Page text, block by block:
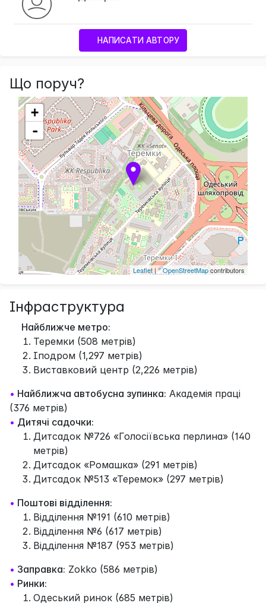
НАПИСАТИ АВТОРУ
Що поруч?
+
-
Leaflet | ©OpenStreetMapcontributors
Інфраструктура
Найближче метро:
Теремки (508 метрів)
Іподром (1,297 метрів)
Виставковий центр (2,226 метрів)
• Найближча автобусна зупинка: Академія праці
(376 метрів)
• Дитячі садочки:
Дитсадок №726 «Голосіївська перлина» (140
метрів)
Дитсадок «Ромашка» (291 метрів)
Дитсадок №513 «Теремок» (297 метрів)
• Поштові відділення:
Відділення №191 (610 метрів)
Відділення №6 (617 метрів)
Відділення №187 (953 метрів)
• Заправка: Zokko (586 метрів)
• Ринки:
Одеський ринок (685 метрів)